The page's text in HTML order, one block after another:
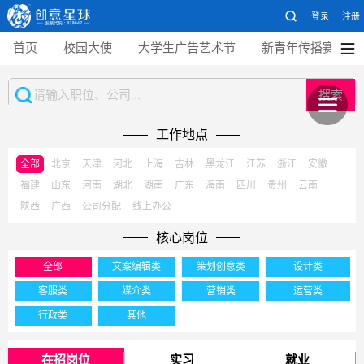
登录 注册
首页 校园大使 大学生广告艺术节 新青年传播赛
搜索
工作地点
全部 北京 天津 河北 上海 吉林 黑龙江 江苏 浙江
安徽
福建
山东 河南 湖北 湖南 广东 海南 四川 贵州
云南
陕西
广西 公司分配 线上办公
核心岗位
全部 文案编辑类 策划创意类 设计类
客服类 媒介类 营销类 运营类
行政类 其他
在招岗位 实习 就业